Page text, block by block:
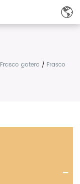
Frasco gotero / Frasco